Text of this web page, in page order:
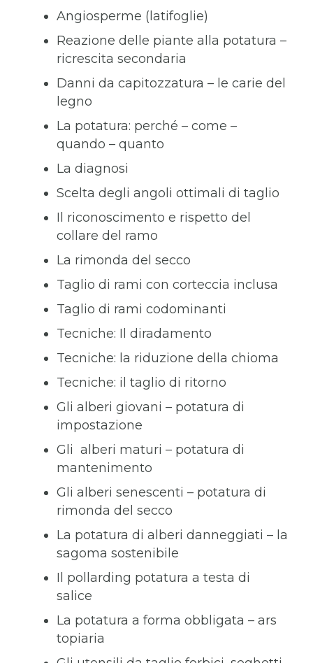
Angiosperme (latifoglie)
Reazione delle piante alla potatura –
ricrescita secondaria
Danni da capitozzatura – le carie del
legno
La potatura: perché – come –
quando – quanto
La diagnosi
Scelta degli angoli ottimali di taglio
Il riconoscimento e rispetto del
collare del ramo
La rimonda del secco
Taglio di rami con corteccia inclusa
Taglio di rami codominanti
Tecniche: Il diradamento
Tecniche: la riduzione della chioma
Tecniche: il taglio di ritorno
Gli alberi giovani – potatura di
impostazione
Gli alberi maturi – potatura di
mantenimento
Gli alberi senescenti – potatura di
rimonda del secco
La potatura di alberi danneggiati – la
sagoma sostenibile
Il pollarding potatura a testa di
salice
La potatura a forma obbligata – ars
topiaria